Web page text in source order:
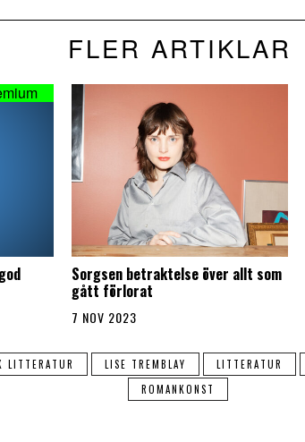
FLER ARTIKLAR
Sorgsen betraktelse över allt som
gått förlorat
7 NOV 2023
LITTERATUR LISE TREMBLAY LITTERATUR
ROMANKONST